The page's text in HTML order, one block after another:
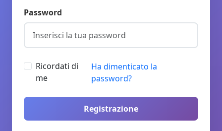
Password
Ricordati di
me
Ha dimenticato la
password?
Registrazione